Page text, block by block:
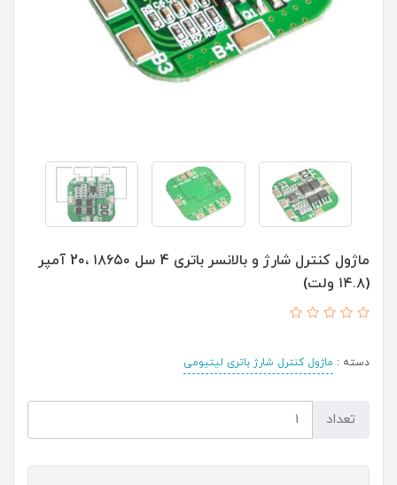
ماژول کنترل شارژ و بالانسر باتری 4 سل ۱۸۶۵۰ ،2۰ آمپر
(۱۴.۸ ولت)
دسته : ماژول کنترل شارژ باتری لیتیومی
تعداد